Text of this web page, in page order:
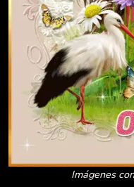
Imágenes